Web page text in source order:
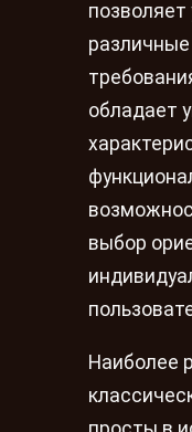
обладает
выбор
Наиболее